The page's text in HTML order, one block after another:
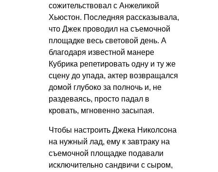
сожительствовал с Анжеликой
Хьюстон. Последняя рассказывала,
что Джек проводил на съемочной
площадке весь световой день. А
благодаря известной манере
Кубрика репетировать одну и ту же
сцену до упада, актер возвращался
домой глубоко за полночь и, не
раздеваясь, просто падал в
кровать, мгновенно засыпая.
Чтобы настроить Джека Николсона
на нужный лад, ему к завтраку на
съемочной площадке подавали
исключительно сандвичи с сыром,